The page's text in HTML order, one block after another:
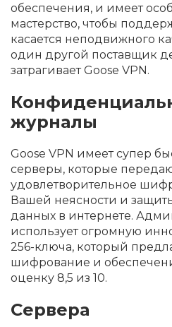
обеспечения, и имеет
мастерство, чтобы
касается неподвижного
один другой поставщик
затрагивает Goose VPN.
журналы
Goose VPN имеет супер
серверы, которые
удовлетворительное
Вашей неясности и
данных в интернете.
использует огромную
256-ключа, который
шифрование и
оценку 8,5 из 10.
Сервера